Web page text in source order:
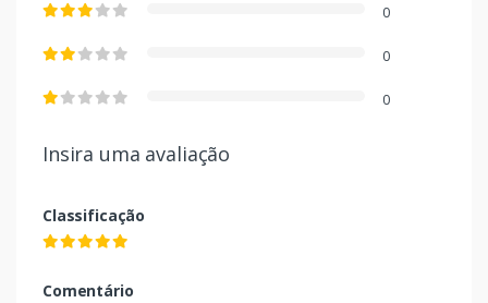
0
0
0
Insira uma avaliação
Classificação
Comentário